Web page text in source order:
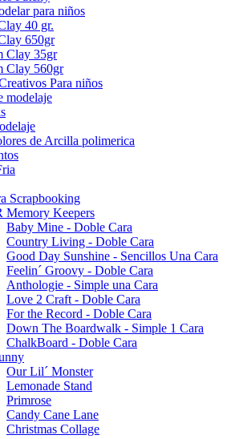
para niños
40 gr.
650gr
Clay 35gr
Clay 560gr
Para niños
modelaje
de Arcilla polimerica
Scrapbooking
Memory Keepers
Baby Mine - Doble Cara
Country Living - Doble Cara
Good Day Sunshine - Sencillos Una Cara
Feelin´ Groovy - Doble Cara
Anthologie - Simple una Cara
Love 2 Craft - Doble Cara
For the Record - Doble Cara
Down The Boardwalk - Simple 1 Cara
ChalkBoard - Doble Cara
Our Lil´ Monster
Lemonade Stand
Primrose
Candy Cane Lane
Christmas Collage